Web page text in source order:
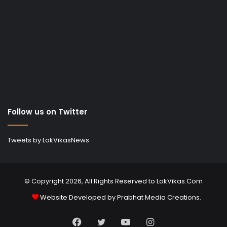
Follow us on Twitter
Tweets by LokVikasNews
© Copyright 2026, All Rights Reserved to LokVikas.Com
Website Developed byPrabhat Media Creations.
Facebook
TwitterYouTubeInstagram